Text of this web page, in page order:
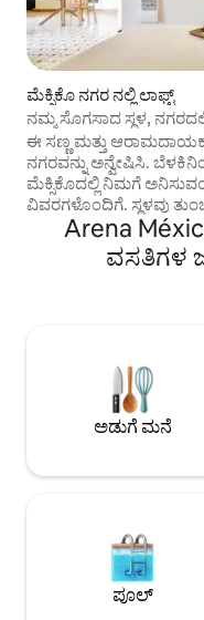
ಮೆಕ್ಸಿಕೊ ನಗರ ನಲ್ಲಿ ಲಾಫ್ಟ್
ನಮ್ಮ ಸೊಗಸಾದ ಸ್ಥಳ,
ಓಯಸಿಸ್.
ಈ ಸಣ್ಣ ಮತ್ತು
ನಗರವನ್ನು ಅನ್ವೇಷಿಸಿ.
ಮೆಕ್ಸಿಕೊದಲ್ಲಿ ನಿಮಗೆ
ವಿವರಗಳೊಂದಿಗೆ. ಸ್ಥಳವು
ಅಪಾರ್ಟ್‌ಮೆಂಟ್ ಅನ್ನು
ಅಲಂಕರಿಸಲಾಗಿದೆ. ಹೋಸ್ಟ್
ಬೇಕಾದುದನ್ನು ನಾವು
ಪಾತ್ರವನ್ನು ಹೊಂದಿರುವ
ಸಂಪೂರ್ಣವಾಗಿ
ಮತ್ತು ಅದರ ಟಬ್ ದಿನವನ್ನು
ಮಾರ್ಗವಾಗಿದೆ.
Arena
ವಸತಿಗಳ
ಅಡುಗೆ ಮನೆ
ಪೂಲ್